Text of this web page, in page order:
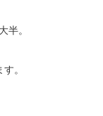
半。
。